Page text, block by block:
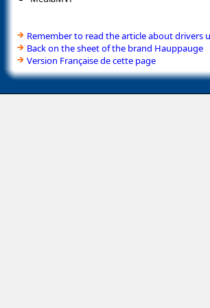
Remember to read the article about drivers
Back on the sheet of the brand Hauppauge
Version Française de cette page